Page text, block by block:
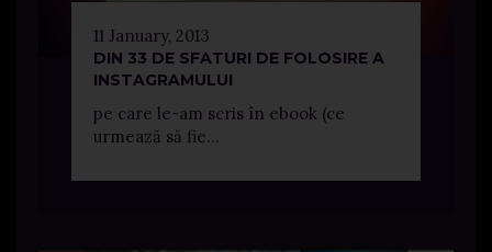
11 January, 2013
DIN 33 DE SFATURI DE FOLOSIRE A
INSTAGRAMULUI
pe care le-am scris în ebook (ce
urmează să fie...